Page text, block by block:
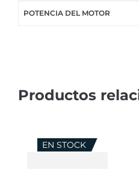
POTENCIA DEL MOTOR
EN STOCK